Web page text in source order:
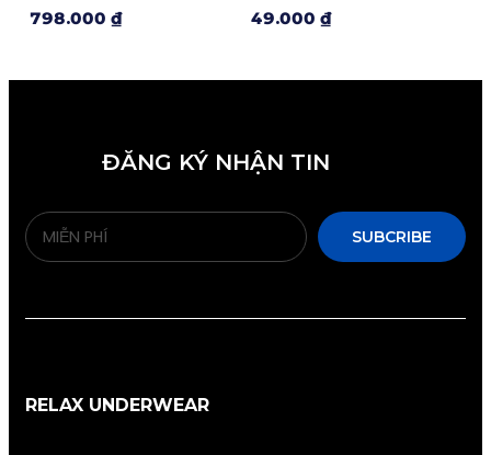
NAM RELAX
798.000 ₫ 49.000 ₫
ĐĂNG KÝ NHẬN TIN
SUBCRIBE
RELAX UNDERWEAR